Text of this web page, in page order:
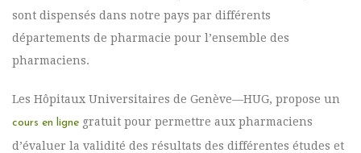
sont dispensés dans notre pays par différents
départements de pharmacie pour l’ensemble des
pharmaciens.
Les Hôpitaux Universitaires de Genève—HUG, propose un
cours en ligne gratuit pour permettre aux pharmaciens
d’évaluer la validité des résultats des différentes études et